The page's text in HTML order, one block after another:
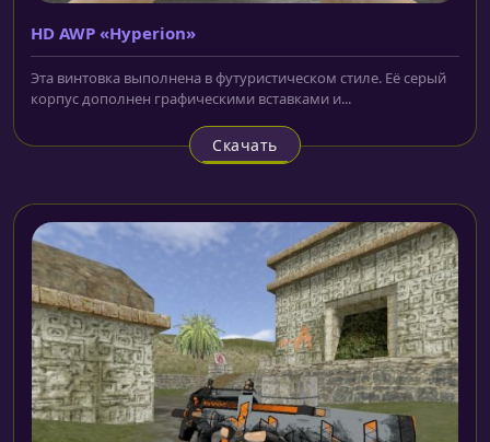
HD AWP «Hyperion»
Эта винтовка выполнена в футуристическом стиле. Её серый
корпус дополнен графическими вставками и...
Скачать